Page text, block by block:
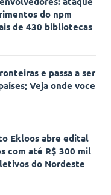
do npm
de 430 bibliotecas
e passa a ser
Veja onde voce
Ekloos abre edital
com até R$ 300 mil
do Nordeste